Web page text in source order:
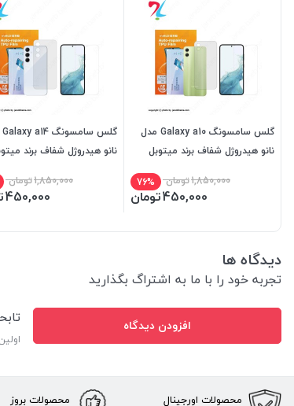
گلس سامسونگ Galaxy a10 مدل
نانو هیدروژل شفاف برند میتوبل
1,850,000تومان 76%
450,000تومان
نانو هیدروژل شفاف برند
1,850,000تومان
450,000
دیدگاه ها
تجربه خود را با ما به اشتراگ بگذارید
افزودن دیدگاه
محصولات اورجینال محصولات بروز